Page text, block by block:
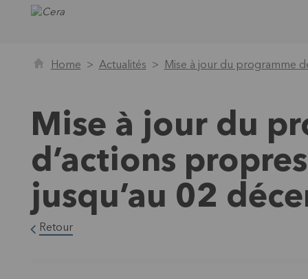
Home Actualités Mise à jour du programme
Mise à jour du
d’actions
jusqu’au 02
Retour